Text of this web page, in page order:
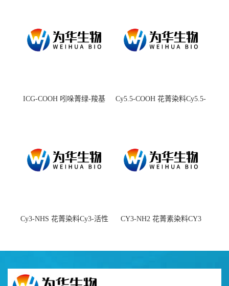
ICG-COOH 吲哚菁绿-羧基
Cy5.5-COOH 花菁染料Cy5.5-
Cy3-NHS 花菁染料Cy3-活性
CY3-NH2 花菁素染料CY3